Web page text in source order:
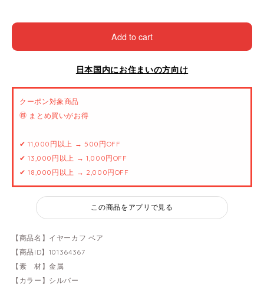
Add to cart
日本国内にお住まいの方向け
クーポン対象商品
🉐 まとめ買いがお得
✔ 11,000円以上 → 500円OFF
✔ 13,000円以上 → 1,000円OFF
✔ 18,000円以上 → 2,000円OFF
この商品をアプリで見る
【商品名】イヤーカフ ベア
【商品ID】101364367
【素 材】金属
【カラー】シルバー